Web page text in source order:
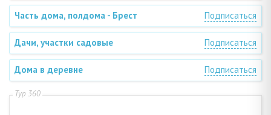
Часть дома, полдома - Брест Подписаться
Дачи, участки садовые Подписаться
Дома в деревне Подписаться